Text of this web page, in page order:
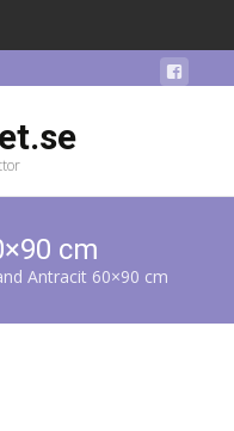
cm
Antracit 60×90 cm